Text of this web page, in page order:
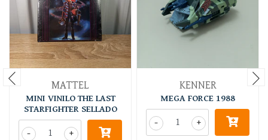
MATTEL
MINI VINILO THE LAST
STARFIGHTER SELLADO
+
-
KENNER
MEGA FORCE 1988
+
-